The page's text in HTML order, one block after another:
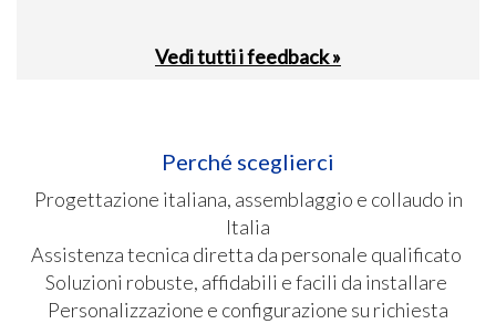
Vedi tutti i feedback »
Perché sceglierci
Progettazione italiana, assemblaggio e collaudo in
Italia
Assistenza tecnica diretta da personale qualificato
Soluzioni robuste, affidabili e facili da installare
Personalizzazione e configurazione su richiesta